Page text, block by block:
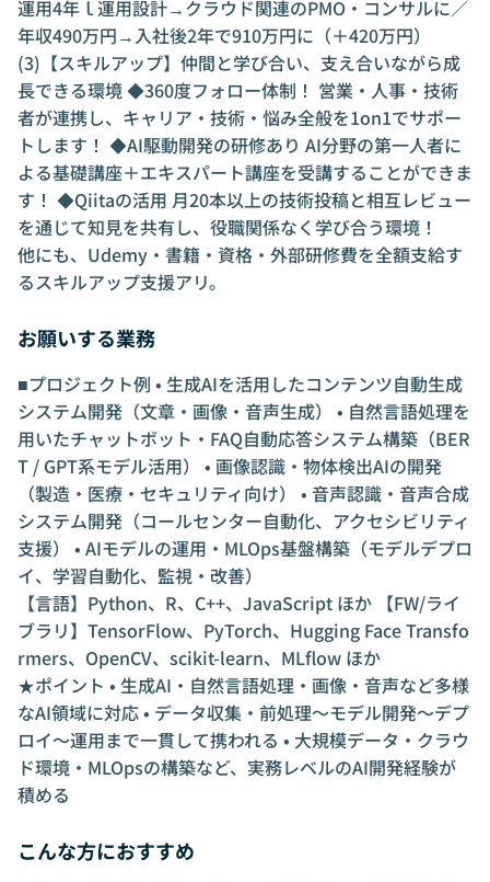
運用4年ｌ運用設計→クラウド関連のPMO・コンサルに／
年収490万円→入社後2年で910万円に（＋420万円）
(3)【スキルアップ】仲間と学び合い、支え合いながら成
長できる環境 ◆360度フォロー体制！ 営業・人事・技術
者が連携し、キャリア・技術・悩み全般を1on1でサポー
トします！ ◆AI駆動開発の研修あり AI分野の第一人者に
よる基礎講座＋エキスパート講座を受講することができま
す！ ◆Qiitaの活用 月20本以上の技術投稿と相互レビュー
を通じて知見を共有し、役職関係なく学び合う環境！
他にも、Udemy・書籍・資格・外部研修費を全額支給す
るスキルアップ支援アリ。
お願いする業務
■プロジェクト例 • 生成AIを活用したコンテンツ自動生成
システム開発（文章・画像・音声生成） • 自然言語処理を
用いたチャットボット・FAQ自動応答システム構築（BER
T / GPT系モデル活用） • 画像認識・物体検出AIの開発
（製造・医療・セキュリティ向け） • 音声認識・音声合成
システム開発（コールセンター自動化、アクセシビリティ
支援） • AIモデルの運用・MLOps基盤構築（モデルデプロ
イ、学習自動化、監視・改善）
【言語】Python、R、C++、JavaScript ほか 【FW/ライ
ブラリ】TensorFlow、PyTorch、Hugging Face Transfo
rmers、OpenCV、scikit-learn、MLflow ほか
★ポイント • 生成AI・自然言語処理・画像・音声など多様
なAI領域に対応 • データ収集・前処理〜モデル開発〜デプ
ロイ〜運用まで一貫して携われる • 大規模データ・クラウ
ド環境・MLOpsの構築など、実務レベルのAI開発経験が
積める
こんな方におすすめ